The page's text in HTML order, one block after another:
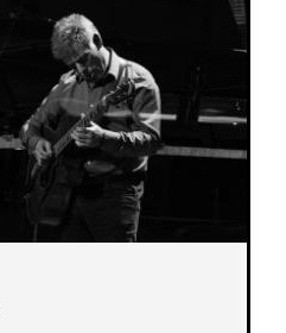
VENSTER